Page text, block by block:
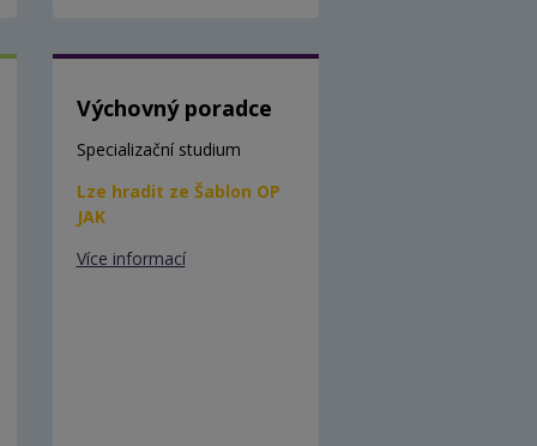
Výchovný poradce
Specializační studium
Lze hradit ze Šablon OP
JAK
Více informací